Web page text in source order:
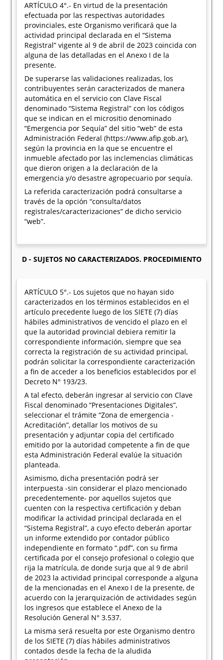
ARTÍCULO 4°.- En virtud de la presentación
efectuada por las respectivas autoridades
provinciales, este Organismo verificará que la
actividad principal declarada en el “Sistema
Registral” vigente al 9 de abril de 2023 coincida con
alguna de las detalladas en el Anexo I de la
presente.
De superarse las validaciones realizadas, los
contribuyentes serán caracterizados de manera
automática en el servicio con Clave Fiscal
denominado “Sistema Registral” con los códigos
que se indican en el micrositio denominado
“Emergencia por Sequía” del sitio “web” de esta
Administración Federal (https://www.afip.gob.ar),
según la provincia en la que se encuentre el
inmueble afectado por las inclemencias climáticas
que dieron origen a la declaración de la
emergencia y/o desastre agropecuario por sequía.
La referida caracterización podrá consultarse a
través de la opción “consulta/datos
registrales/caracterizaciones” de dicho servicio
“web”.
D - SUJETOS NO CARACTERIZADOS. PROCEDIMIENTO
ARTÍCULO 5°.- Los sujetos que no hayan sido
caracterizados en los términos establecidos en el
artículo precedente luego de los SIETE (7) días
hábiles administrativos de vencido el plazo en el
que la autoridad provincial debiera remitir la
correspondiente información, siempre que sea
correcta la registración de su actividad principal,
podrán solicitar la correspondiente caracterización
a fin de acceder a los beneficios establecidos por el
Decreto N° 193/23.
A tal efecto, deberán ingresar al servicio con Clave
Fiscal denominado “Presentaciones Digitales”,
seleccionar el trámite “Zona de emergencia -
Acreditación”, detallar los motivos de su
presentación y adjuntar copia del certificado
emitido por la autoridad competente a fin de que
esta Administración Federal evalúe la situación
planteada.
Asimismo, dicha presentación podrá ser
interpuesta -sin considerar el plazo mencionado
precedentemente- por aquellos sujetos que
cuenten con la respectiva certificación y deban
modificar la actividad principal declarada en el
“Sistema Registral”, a cuyo efecto deberán aportar
un informe extendido por contador público
independiente en formato “.pdf”, con su firma
certificada por el consejo profesional o colegio que
rija la matrícula, de donde surja que al 9 de abril
de 2023 la actividad principal corresponde a alguna
de la mencionadas en el Anexo I de la presente, de
acuerdo con la jerarquización de actividades según
los ingresos que establece el Anexo de la
Resolución General N° 3.537.
La misma será resuelta por este Organismo dentro
de los SIETE (7) días hábiles administrativos
contados desde la fecha de la aludida